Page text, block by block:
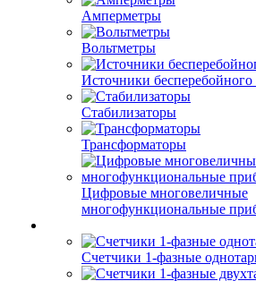
Амперметры
Вольтметры
Источники бесперебойного
Стабилизаторы
Трансформаторы
Цифровые многовеличные
многофункциональные
Счетчики 1-фазные